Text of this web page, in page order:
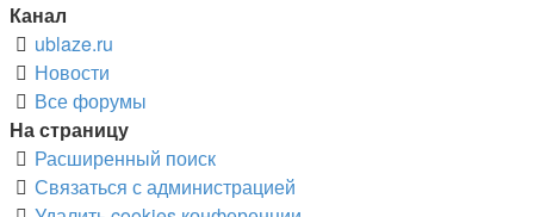
Канал
ublaze.ru
Новости
Все форумы
На страницу
Расширенный поиск
Связаться с администрацией